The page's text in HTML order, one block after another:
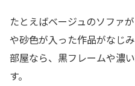
たとえばベージュのソファ
や砂色が入った作品がなじ
部屋なら、黒フレームや濃
す。